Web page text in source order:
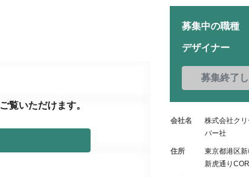
ご覧いただけます。
募集中の職種
デザイナー
募集終了
会社名
株式会社ク
バー社
住所
東京都港区
新虎通り